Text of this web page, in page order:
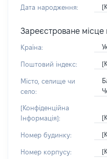
Дата народження:
Зареєстроване
Країна:
Поштовий індекс:
Місто, селище чи
село:
[Конфіденційна
Інформація]:
Номер будинку:
Номер корпусу: